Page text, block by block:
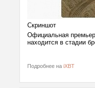
Скриншот
Официальная
находится в стадии
Подробнее на iXBT